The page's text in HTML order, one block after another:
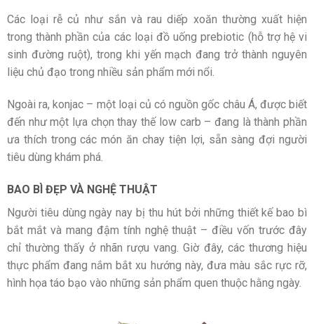
Các loại rễ củ như sắn và rau diếp xoăn thường xuất hiện
trong thành phần của các loại đồ uống prebiotic (hỗ trợ hệ vi
sinh đường ruột), trong khi yến mạch đang trở thành nguyên
liệu chủ đạo trong nhiều sản phẩm mới nổi.
Ngoài ra, konjac – một loại củ có nguồn gốc châu Á, được biết
đến như một lựa chọn thay thế low carb – đang là thành phần
ưa thích trong các món ăn chay tiện lợi, sẵn sàng đợi người
tiêu dùng khám phá.
BAO BÌ ĐẸP VÀ NGHỆ THUẬT
Người tiêu dùng ngày nay bị thu hút bởi những thiết kế bao bì
bắt mắt và mang đậm tính nghệ thuật – điều vốn trước đây
chỉ thường thấy ở nhãn rượu vang. Giờ đây, các thương hiệu
thực phẩm đang nắm bắt xu hướng này, đưa màu sắc rực rỡ,
hình họa táo bạo vào những sản phẩm quen thuộc hằng ngày.